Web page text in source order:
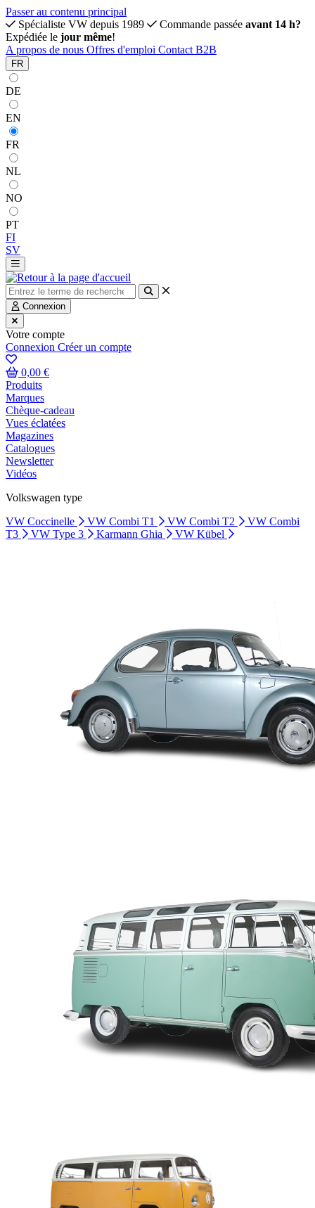
Passer au contenu principal
Spécialiste VW depuis 1989
Commande passée avant 14 h?
Expédiée le jour même!
A propos de nous Offres d'emploi Contact B2B
FR
DE
EN
FR
NL
NO
PT
FI
SV
Connexion
Votre compte
Connexion Créer un compte
0,00 €
Produits
Marques
Chèque-cadeau
Vues éclatées
Magazines
Catalogues
Newsletter
Vidéos
Volkswagen type
VW Coccinelle
VW Combi T1 VW Combi T2
VW Combi
T3
VW Type 3 Karmann Ghia VW Kübel